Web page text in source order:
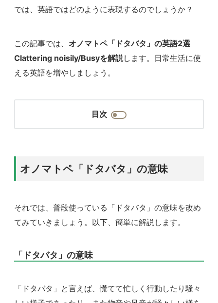
では、英語ではどのように表現するのでしょうか？
この記事では、 オノマトペ「ドタバタ」の英語2選
Clattering noisily/Busyを解説します。日常生活に使
える英語を増やしましょう。
目次
オノマトペ「ドタバタ」の意味
それでは、普段使っている「ドタバタ」の意味を改め
てみていきましょう。以下、簡単に解説します。
「ドタバタ」の意味
「ドタバタ」と言えば、慌てて忙しく行動したり騒々